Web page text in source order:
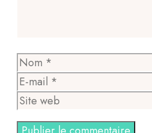
Nom
E-
mail
Site
web